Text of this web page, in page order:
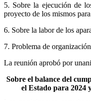
5. Sobre la ejecución de
proyecto de los mismos
6. Sobre la labor de los
7. Problema de organización
La reunión aprobó por
Sobre el balance del
el Estado para 2024